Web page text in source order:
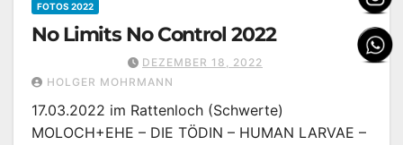
FOTOS 2022
No Limits No Control 2022
DEZEMBER 18, 2022
HOLGER MOHRMANN
17.03.2022 im Rattenloch (Schwerte)
MOLOCH+EHE – DIE TÖDIN – HUMAN LARVAE –